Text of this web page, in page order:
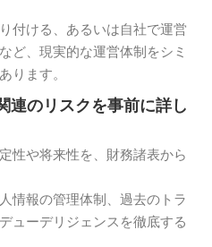
付ける、あるいは自社で運営
ど、現実的な運営体制をシミ
ります。
連のリスクを事前に詳し
性や将来性を、財務諸表から
情報の管理体制、過去のトラ
ューデリジェンスを徹底する